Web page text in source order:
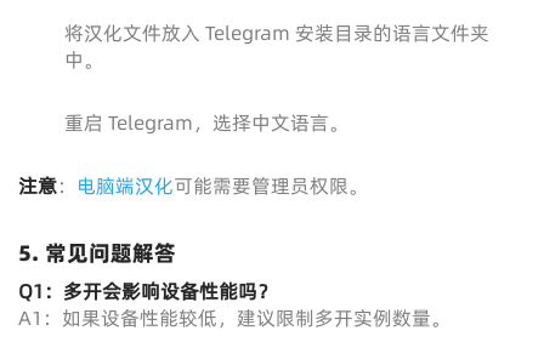
将汉化文件放入 Telegram 安装目录的语言文件夹
中。
重启 Telegram，选择中文语言。
注意： 电脑端汉化可能需要管理员权限。
5. 常见问题解答
Q1：多开会影响设备性能吗？
A1：如果设备性能较低，建议限制多开实例数量。